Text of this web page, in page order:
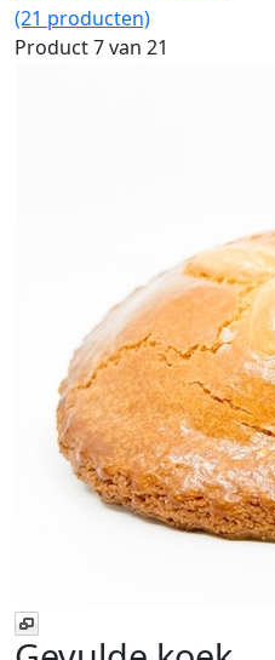
(21 producten)
Product 7 van 21